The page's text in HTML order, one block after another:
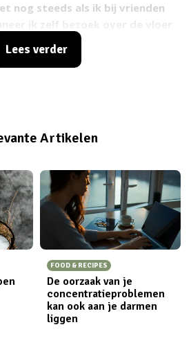
nog steeds als ik bij vrienden
vrienden er inmiddels aan
geregeld fronsende blikken
Wat blijkt? Mijn rare gewoonte
goed is voor je gezondheid
Lees verder
Artikelen
FOOD & RECIPES
De oorzaak van je
concentratieproblemen
kan ook aan je darmen
liggen